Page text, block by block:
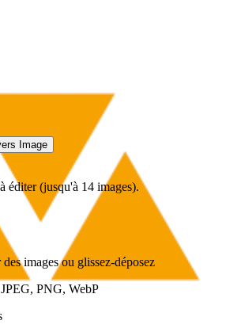
Image
éditer (jusqu'à 14 images).
images ou glissez-déposez
PNG, WebP